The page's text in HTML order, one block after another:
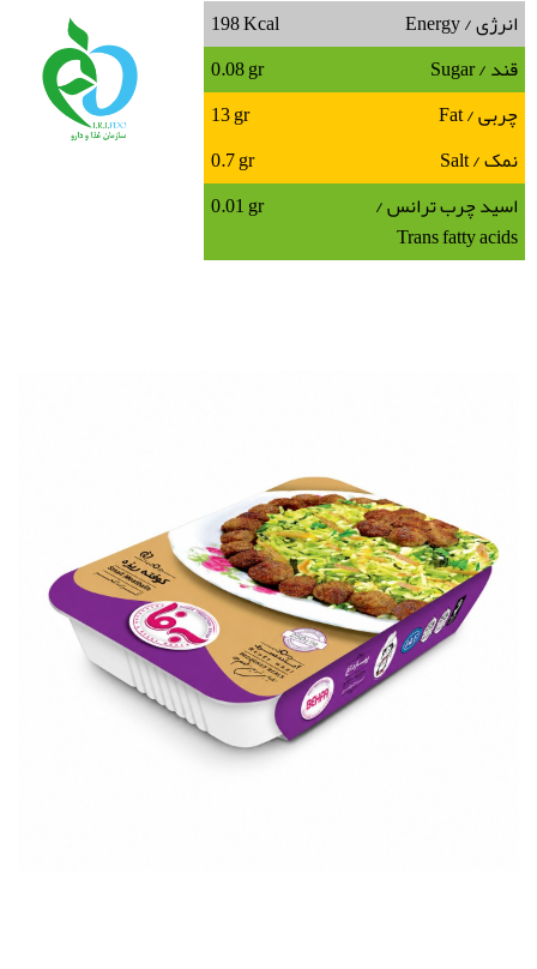
انرژی / Energy
198 Kcal
قند / Sugar
0.08 gr
چربی / Fat
13 gr
نمک / Salt
0.7 gr
اسید چرب ترانس /
Trans fatty acids
0.01 gr